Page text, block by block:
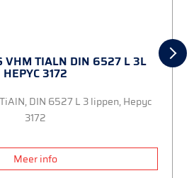
VHM TIALN DIN 6527 L 3L
HEPYC 3172
DIN 6527 L 3 lippen, Hepyc
3172
Meer info